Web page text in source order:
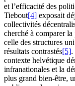
et l’efficacité des
Tiebout[4] exposait
collectivités
cherché à comparer
celle des structures
résultats contrastés[5].
contexte helvétique
infranationales et la
plus grand bien-être,